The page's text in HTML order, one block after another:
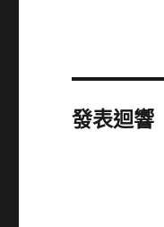
發表迴響